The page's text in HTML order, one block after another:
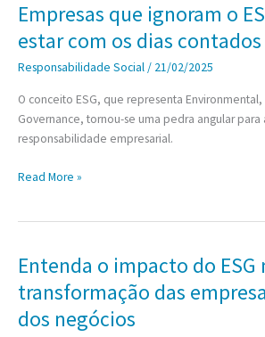
os
direitos
das
com
deficiência
e
artigos
LBI
Empresas que ignoram o
estar com os dias contados
Responsabilidade Social/ 21/02/2025
O conceito ESG, que representa
Governance, tornou-se uma pedra angular para
responsabilidade empresarial.
Empresas
podem
estar
com
Read More »
Entenda o impacto do ESG
transformação das
dos negócios